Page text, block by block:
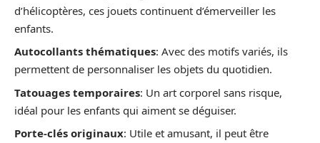
d’hélicoptères, ces jouets continuent d’émerveiller les
enfants.
Autocollants thématiques: Avec des motifs variés, ils
permettent de personnaliser les objets du quotidien.
Tatouages temporaires: Un art corporel sans risque,
idéal pour les enfants qui aiment se déguiser.
Porte-clés originaux: Utile et amusant, il peut être